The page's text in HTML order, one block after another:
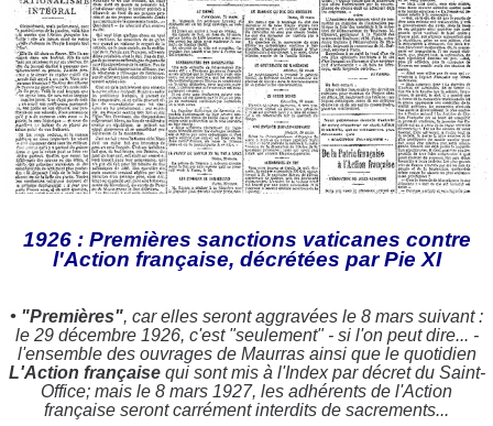
1926 : Premières sanctions vaticanes contre
l'Action française, décrétées par Pie XI
• "Premières", car elles seront aggravées le 8 mars suivant :
le 29 décembre 1926, c'est "seulement" - si l'on peut dire... -
l'ensemble des ouvrages de Maurras ainsi que le quotidien
L'Action françaisequi sont mis à l'Index par décret du Saint-
Office; mais le 8 mars 1927, les adhérents de l'Action
française seront carrément interdits de sacrements...